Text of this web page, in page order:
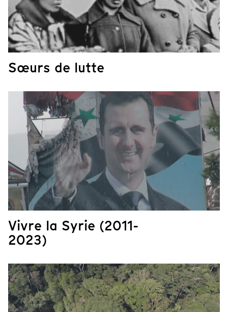
Sœurs de lutte
Vivre la Syrie (2011-
2023)